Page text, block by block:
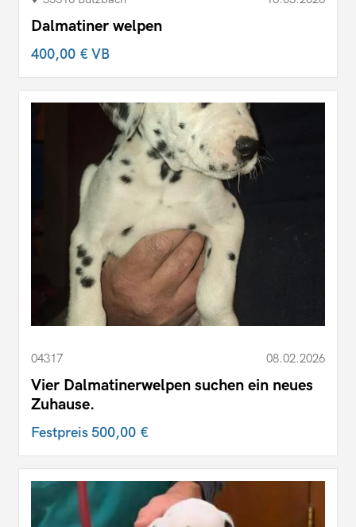
Dalmatiner welpen
400,00 €VB
04317 08.02.2026
Vier Dalmatinerwelpen suchen ein neues
Zuhause.
Festpreis500,00 €